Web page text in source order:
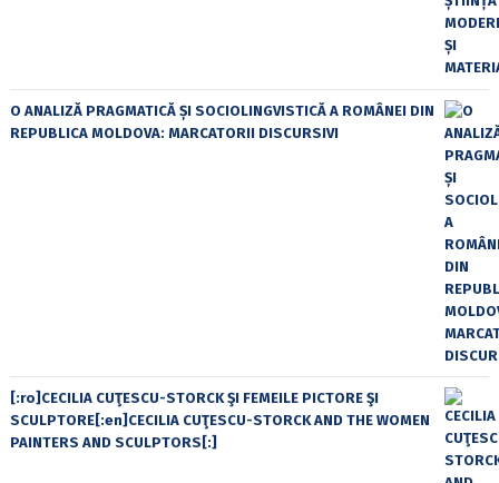
O ANALIZĂ PRAGMATICĂ ȘI SOCIOLINGVISTICĂ A ROMÂNEI DIN
REPUBLICA MOLDOVA: MARCATORII DISCURSIVI
[:ro]CECILIA CUŢESCU-STORCK ŞI FEMEILE PICTORE ŞI
SCULPTORE[:en]CECILIA CUŢESCU-STORCK AND THE WOMEN
PAINTERS AND SCULPTORS[:]